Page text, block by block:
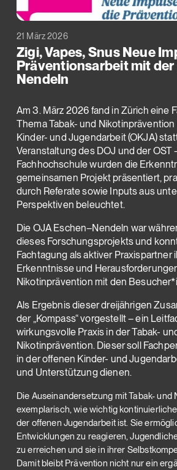
21 März 2026
Zigi, Vapes, Snus Neue
Präventionsarbeit mit der
Nendeln
Am 3. März 2026 fand in Zürich eine
Thema Tabak- und
Kinder- und Jugendarbeit (OKJA)
Veranstaltung des DOJ und der OST
Fachhochschule wurden die
gemeinsamen Projekt präsentiert,
durch Referate sowie Inputs aus
Perspektiven beleuchtet.
Die OJA Eschen–Nendeln war
dieses Forschungsprojekts und
Fachtagung als aktiver Praxispartner
Erkenntnisse und
Nikotinprävention mit den
Als Ergebnis dieser dreijährigen
der „Kompass“ vorgestellt – ein
wirkungsvolle Praxis in der Tabak-
Nikotinprävention. Dieser soll
in der offenen Kinder- und
und Unterstützung dienen.
Die Auseinandersetzung mit Tabak- und
exemplarisch, wie wichtig
der offenen Jugendarbeit ist. Sie
Entwicklungen zu reagieren,
zu erreichen und sie in ihrer
Damit bleibt Prävention nicht nur ein